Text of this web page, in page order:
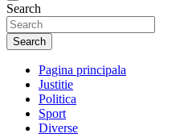
Search
Search
Pagina principala
Justitie
Politica
Sport
Diverse